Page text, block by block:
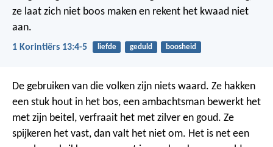
ze laat zich niet boos maken en rekent het kwaad niet
aan.
1 Korintiërs 13:4-5 liefde geduld boosheid
De gebruiken van die volken zijn niets waard. Ze hakken
een stuk hout in het bos, een ambachtsman bewerkt het
met zijn beitel, verfraait het met zilver en goud. Ze
spijkeren het vast, dan valt het niet om. Het is net een